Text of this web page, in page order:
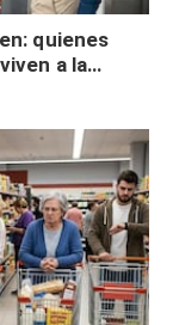
quienes
a la